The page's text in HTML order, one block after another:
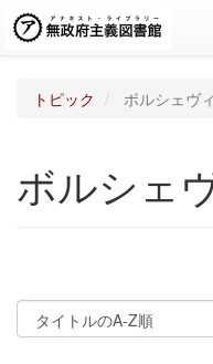
トピック ボルシェヴ
ボルシェ